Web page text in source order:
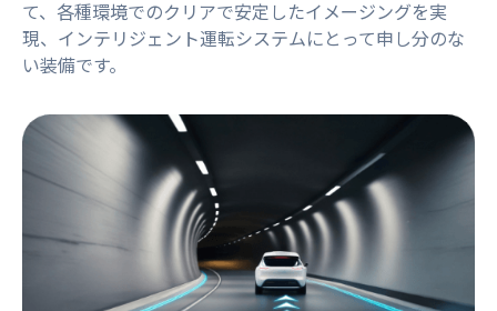
て、各種環境でのクリアで安定したイメージングを実
現、インテリジェント運転システムにとって申し分のな
い装備です。